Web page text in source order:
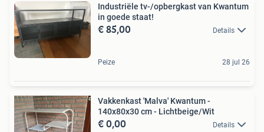
Industriële tv-/opbergkast van Kwantum
in goede staat!
€ 85,00 Details
Peize 28 jul 26
Vakkenkast 'Malva' Kwantum -
140x80x30 cm - Lichtbeige/Wit
€ 0,00 Details